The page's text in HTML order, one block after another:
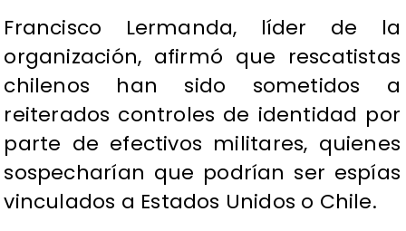
Francisco Lermanda, líder de la
organización, afirmó que rescatistas
chilenos han sido sometidos a
reiterados controles de identidad por
parte de efectivos militares, quienes
sospecharían que podrían ser espías
vinculados a Estados Unidos o Chile.